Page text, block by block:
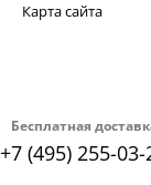
Бесплатная
+7 (495) 255-03-
Карта сайта